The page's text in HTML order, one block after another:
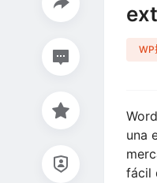
WP
una
fácil